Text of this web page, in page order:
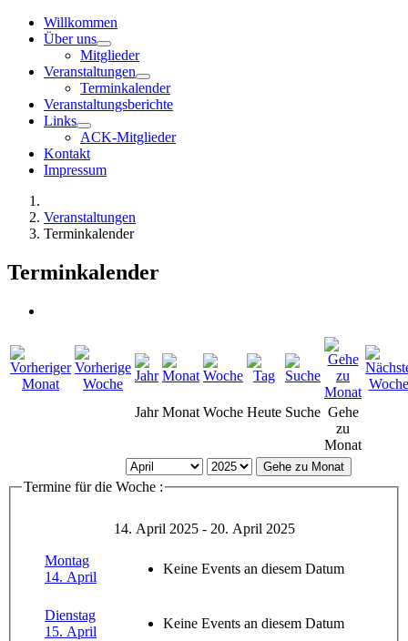
Willkommen
Über uns
Mitglieder
Veranstaltungen
Terminkalender
Veranstaltungsberichte
Links
ACK-Mitglieder
Kontakt
Impressum
Veranstaltungen
Terminkalender
Terminkalender
Jahr Monat Woche Heute Suche Gehe
zu
Monat
Gehe zu Monat
Termine für die Woche :
14. April 2025 - 20. April 2025
Montag
14. April
Keine Events an diesem Datum
Dienstag
15. April
Keine Events an diesem Datum